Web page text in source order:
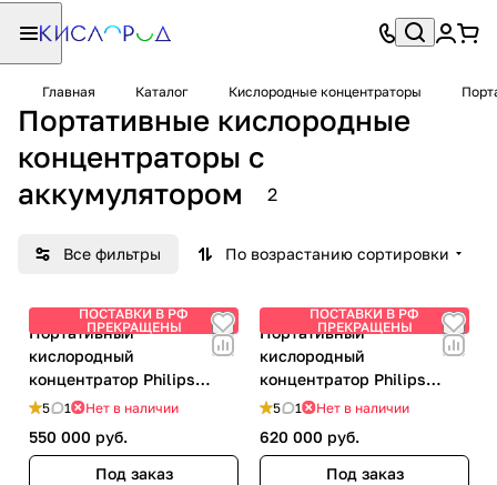
Главная Каталог Кислородные концентраторы
Портативные кислородные
концентраторы с
аккумулятором
2
Все фильтры По возрастанию сортировки
ПОСТАВКИ В РФ
ПРЕКРАЩЕНЫ
Портативный
кислородный
концентратор Philips
Respironics SimplyGo Mini
5 1 Нет в наличии
550 000 руб.
Под заказ
ПОСТАВКИ В РФ
ПРЕКРАЩЕНЫ
Портативный
кислородный
концентратор Philips
Respironics SimplyGo
5 1 Нет в наличии
620 000 руб.
Под заказ